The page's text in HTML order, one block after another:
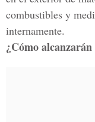
combustibles y
internamente.
¿Cómo alcanzarán